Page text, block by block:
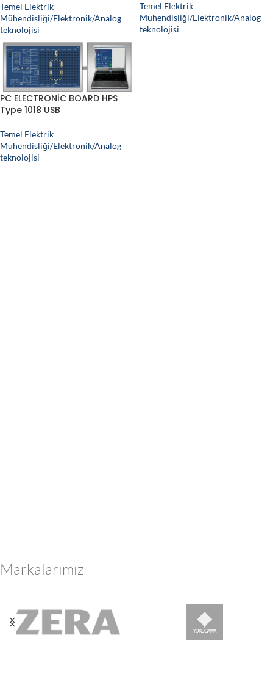
Temel Elektrik
Mühendisliği/Elektronik/Analog
teknolojisi
Temel Elektrik
Mühendisliği/Elektronik/Analog
teknolojisi
PC ELECTRONİC BOARD HPS
Type 1018 USB
Temel Elektrik
Mühendisliği/Elektronik/Analog
teknolojisi
Markalarımız